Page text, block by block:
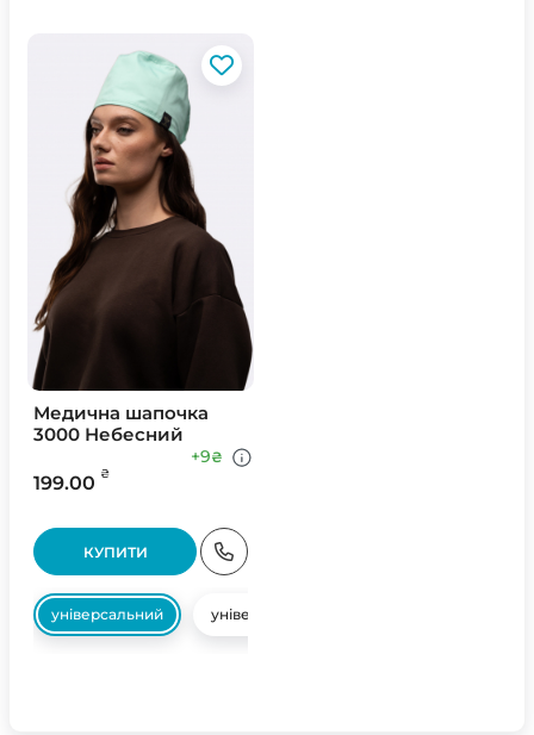
Медична шапочка
3000 Небесний
199.00 ₴
+9₴
КУПИТИ
універсальний універсальний